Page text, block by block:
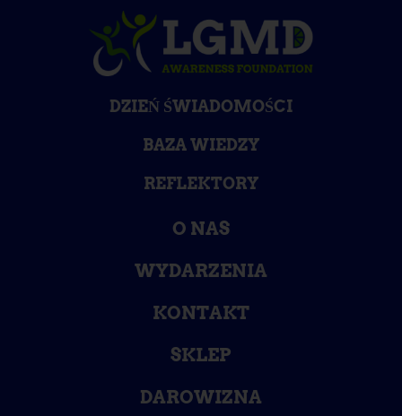
DZIEŃ ŚWIADOMOŚCI
BAZA WIEDZY
REFLEKTORY
O NAS
WYDARZENIA
KONTAKT
SKLEP
DAROWIZNA